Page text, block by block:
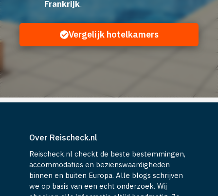
Frankrijk.
Vergelijk hotelkamers
Over Reischeck.nl
Reischeck.nl checkt de beste bestemmingen,
accommodaties en bezienswaardigheden
binnen en buiten Europa. Alle blogs schrijven
we op basis van een echt onderzoek. Wij